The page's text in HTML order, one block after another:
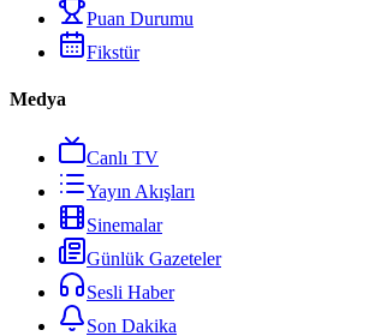
Puan Durumu
Fikstür
Medya
Canlı TV
Yayın Akışları
Sinemalar
Günlük Gazeteler
Sesli Haber
Son Dakika